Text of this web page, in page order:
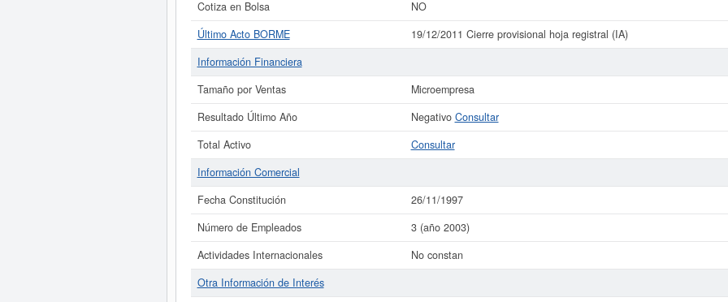
Cotiza en Bolsa
NO
Último Acto BORME
19/12/2011 Cierre provisional hoja registral (IA)
Información Financiera
Tamaño por Ventas
Microempresa
Resultado Último Año
Negativo Consultar
Total Activo
Consultar
Información Comercial
Fecha Constitución
26/11/1997
Número de Empleados
3 (año 2003)
Actividades Internacionales
No constan
Otra Información de Interés